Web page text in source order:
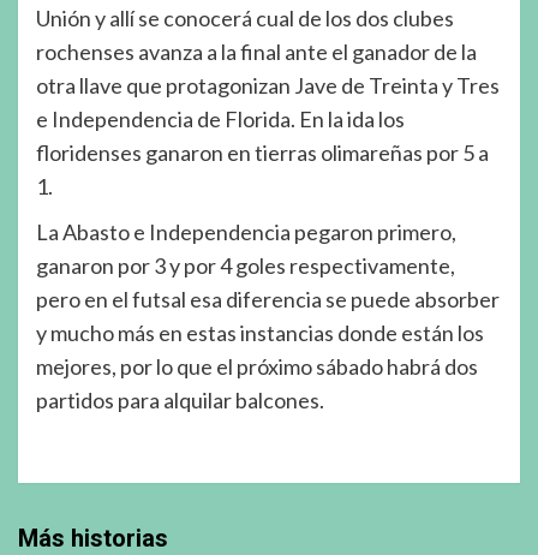
Unión y allí se conocerá cual de los dos clubes
rochenses avanza a la final ante el ganador de la
otra llave que protagonizan Jave de Treinta y Tres
e Independencia de Florida. En la ida los
floridenses ganaron en tierras olimareñas por 5 a
1.
La Abasto e Independencia pegaron primero,
ganaron por 3 y por 4 goles respectivamente,
pero en el futsal esa diferencia se puede absorber
y mucho más en estas instancias donde están los
mejores, por lo que el próximo sábado habrá dos
partidos para alquilar balcones.
Más historias